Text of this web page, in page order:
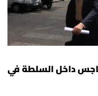
داخل السلطة في